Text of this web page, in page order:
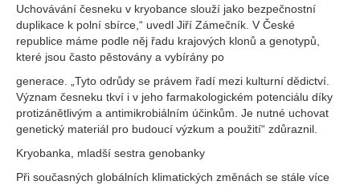
Uchovávání česneku v kryobance slouží jako bezpečnostní
duplikace k polní sbírce,“ uvedl Jiří Zámečník. V České
republice máme podle něj řadu krajových klonů a genotypů,
které jsou často pěstovány a vybírány po
generace. „Tyto odrůdy se právem řadí mezi kulturní dědictví.
Význam česneku tkví i v jeho farmakologickém potenciálu díky
protizánětlivým a antimikrobiálním účinkům. Je nutné uchovat
genetický materiál pro budoucí výzkum a použití“ zdůraznil.
Kryobanka, mladší sestra genobanky
Při současných globálních klimatických změnách se stále více